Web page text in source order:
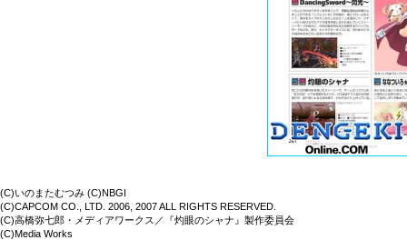
(C)いのまたむつみ (C)NBGI
(C)CAPCOM CO., LTD. 2006, 2007 ALL RIGHTS RESERVED.
(C)高橋弥七郎・メディアワークス／『灼眼のシャナ』製作委員会
(C)Media Works